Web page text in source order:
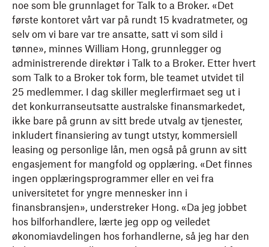
noe som ble grunnlaget for Talk to a Broker. «Det
første kontoret vårt var på rundt 15 kvadratmeter, og
selv om vi bare var tre ansatte, satt vi som sild i
tønne», minnes William Hong, grunnlegger og
administrerende direktør i Talk to a Broker. Etter hvert
som Talk to a Broker tok form, ble teamet utvidet til
25 medlemmer. I dag skiller meglerfirmaet seg ut i
det konkurranseutsatte australske finansmarkedet,
ikke bare på grunn av sitt brede utvalg av tjenester,
inkludert finansiering av tungt utstyr, kommersiell
leasing og personlige lån, men også på grunn av sitt
engasjement for mangfold og opplæring. «Det finnes
ingen opplæringsprogrammer eller en vei fra
universitetet for yngre mennesker inn i
finansbransjen», understreker Hong. «Da jeg jobbet
hos bilforhandlere, lærte jeg opp og veiledet
økonomiavdelingen hos forhandlerne, så jeg har den